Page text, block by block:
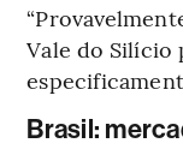
Vale do Silício
Brasil: